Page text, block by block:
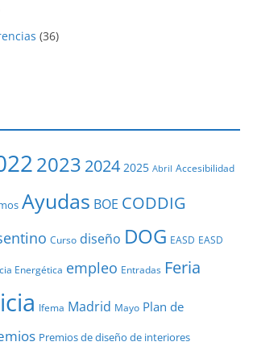
(36)
2023 2024 2025 Abril Accesibilidad
Ayudas BOE CODDIG
Curso diseño DOG EASD EASD
Energética empleo Entradas Feria
Ifema Madrid Mayo Plan de
Premios de diseño de interiores